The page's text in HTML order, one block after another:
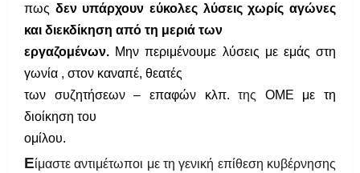
πως δεν υπάρχουν εύκολες λύσεις χωρίς αγώνες
και διεκδίκηση από τη μεριά των
εργαζομένων. Μην περιμένουμε λύσεις με εμάς στη
γωνία , στον καναπέ, θεατές
των συζητήσεων – επαφών κλπ.της ΟΜΕ με τη
διοίκηση του
ομίλου.
Είμαστε αντιμέτωποι με τη γενική επίθεση κυβέρνησης